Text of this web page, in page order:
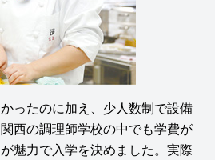
ったのに加え、少人数制で設備
西の調理師学校の中でも学費が
魅力で入学を決めました。実際